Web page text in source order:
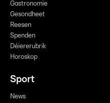
Gastronomie
Gesondheet
Reesen
Spenden
Déiererubrik
Horoskop
Sport
News